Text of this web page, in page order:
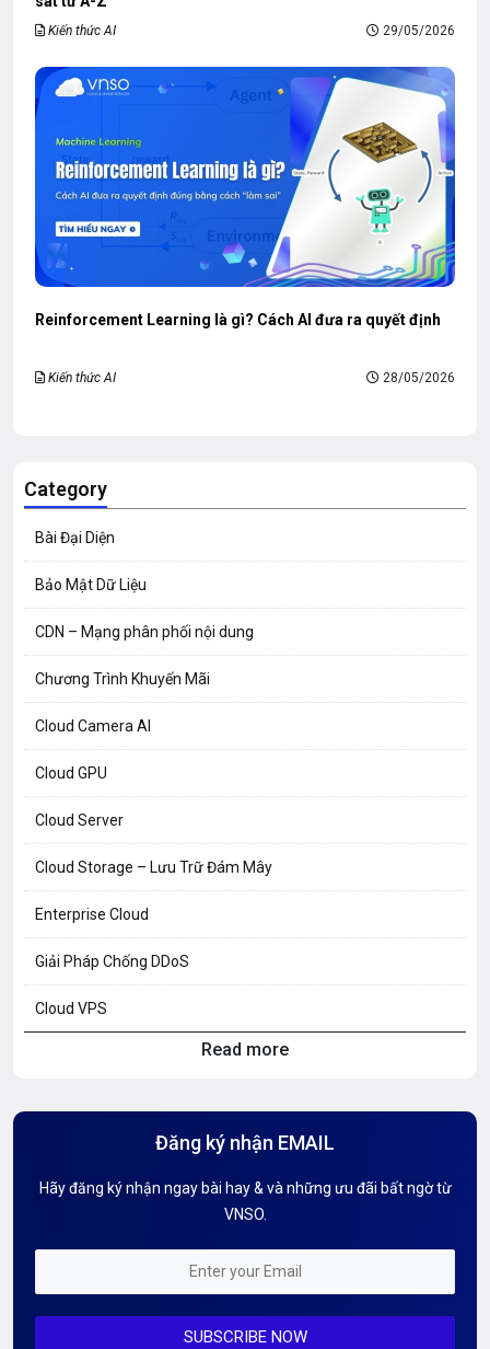
Kiến thức AI 29/05/2026
Reinforcement Learning là gì? Cách AI đưa ra quyết định
Kiến thức AI 28/05/2026
Category
Bài Đại Diện
Bảo Mật Dữ Liệu
CDN – Mạng phân phối nội dung
Chương Trình Khuyến Mãi
Cloud Camera AI
Cloud GPU
Cloud Server
Cloud Storage – Lưu Trữ Đám Mây
Enterprise Cloud
Giải Pháp Chống DDoS
Cloud VPS
Hướng dẫn Tên miền
Kiến thức AI
Mỗi tuần 01 Server
Read more
Đăng ký nhận EMAIL
Hãy đăng ký nhận ngay bài hay & và những ưu đãi bất ngờ từ
VNSO.
SUBSCRIBE NOW